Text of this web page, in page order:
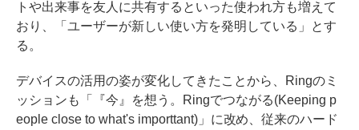
トや出来事を友人に共有するといった使われ方も増えて
おり、「ユーザーが新しい使い方を発明している」とす
る。
デバイスの活用の姿が変化してきたことから、Ringのミ
ッションも「『今』を想う。Ringでつながる(Keeping p
eople close to what's importtant)」に改め、従来のハード